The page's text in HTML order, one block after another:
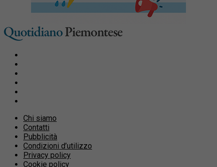
Chi siamo
Contatti
Pubblicità
Condizioni d’utilizzo
Privacy policy
Cookie policy